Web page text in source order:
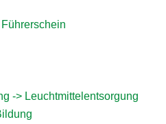
-> Leuchtmittelentsorgung